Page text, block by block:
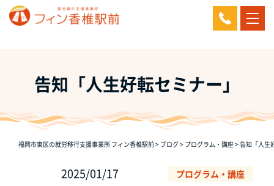
告知「人生好転セミナー」
福岡市東区の就労移行支援事業所 フィン香椎駅前> ブログ> プログラム・講座> 告知「人生
2025/01/17 プログラム・講座